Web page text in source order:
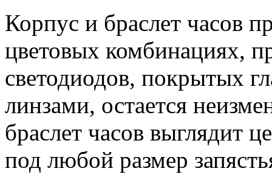
Корпус и браслет часов
цветовых комбинациях,
светодиодов, покрытых
линзами, остается
браслет часов выглядит
под любой размер